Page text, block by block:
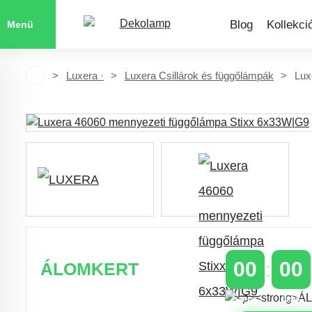
Menü Blog
Luxera · Luxera Csillárok és függőlámpák
ÁLOMKERT 00
NAPOK
00
ÓRÁK